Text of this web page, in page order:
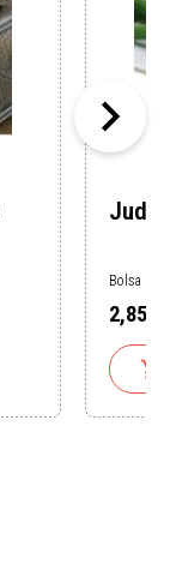
Bolsa 1
Precio
2,85 €

